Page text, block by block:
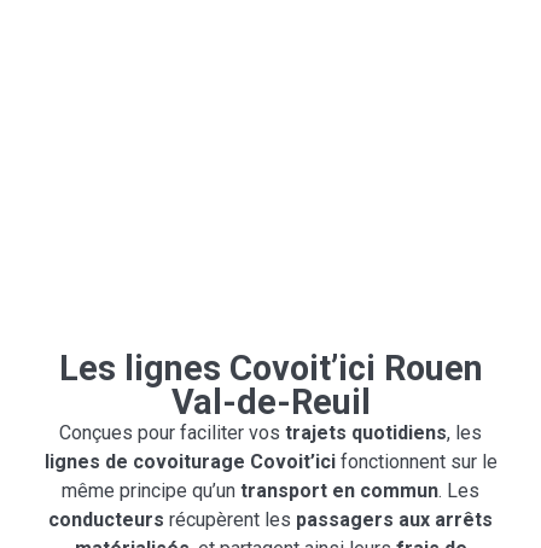
Les lignes Covoit’ici Rouen
Val-de-Reuil
Conçues pour faciliter vos trajets quotidiens, les
lignes de covoiturage Covoit’icifonctionnent sur le
même principe qu’un transport en commun. Les
conducteurs récupèrent les passagers aux arrêts